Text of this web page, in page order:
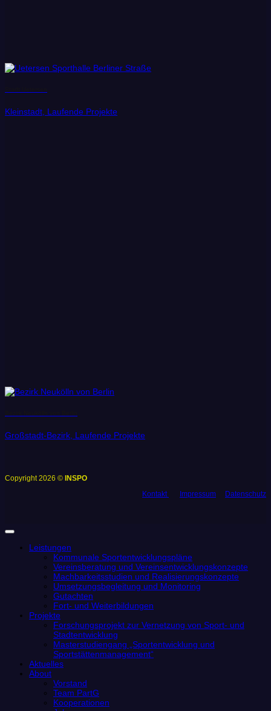
Kleinstadt, Laufende Projekte
Großstadt-Bezirk, Laufende Projekte
Copyright 2026 © INSPO
Kontakt
Impressum Datenschutz
Leistungen
Kommunale Sportentwicklungspläne
Vereinsberatung und Vereinsentwicklungskonzepte
Machbarkeitsstudien und Realisierungskonzepte
Umsetzungsbegleitung und Monitoring
Gutachten
Fort- und Weiterbildungen
Projekte
Forschungsprojekt zur Vernetzung von Sport- und
Stadtentwicklung
Masterstudiengang „Sportentwicklung und
Sportstättenmanagement“
Aktuelles
About
Vorstand
Team PartG
Kooperationen